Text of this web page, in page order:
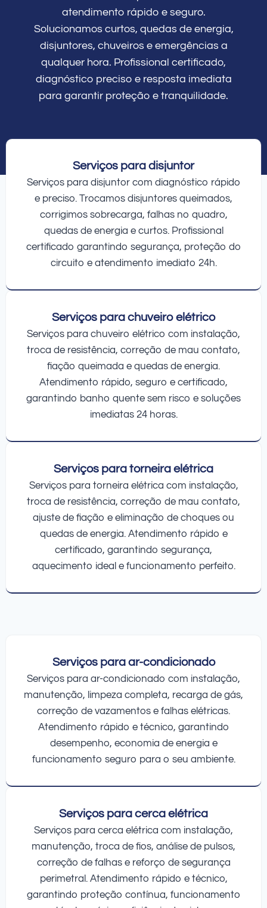
atendimento rápido e seguro.
Solucionamos curtos, quedas de energia,
disjuntores, chuveiros e emergências a
qualquer hora. Profissional certificado,
diagnóstico preciso e resposta imediata
para garantir proteção e tranquilidade.
Serviços para disjuntor
Serviços para disjuntor com diagnóstico rápido
e preciso. Trocamos disjuntores queimados,
corrigimos sobrecarga, falhas no quadro,
quedas de energia e curtos. Profissional
certificado garantindo segurança, proteção do
circuito e atendimento imediato 24h.
Serviços para chuveiro elétrico
Serviços para chuveiro elétrico com instalação,
troca de resistência, correção de mau contato,
fiação queimada e quedas de energia.
Atendimento rápido, seguro e certificado,
garantindo banho quente sem risco e soluções
imediatas 24 horas.
Serviços para torneira elétrica
Serviços para torneira elétrica com instalação,
troca de resistência, correção de mau contato,
ajuste de fiação e eliminação de choques ou
quedas de energia. Atendimento rápido e
certificado, garantindo segurança,
aquecimento ideal e funcionamento perfeito.
Serviços para ar-condicionado
Serviços para ar-condicionado com instalação,
manutenção, limpeza completa, recarga de gás,
correção de vazamentos e falhas elétricas.
Atendimento rápido e técnico, garantindo
desempenho, economia de energia e
funcionamento seguro para o seu ambiente.
Serviços para cerca elétrica
Serviços para cerca elétrica com instalação,
manutenção, troca de fios, análise de pulsos,
correção de falhas e reforço de segurança
perimetral. Atendimento rápido e técnico,
garantindo proteção contínua, funcionamento